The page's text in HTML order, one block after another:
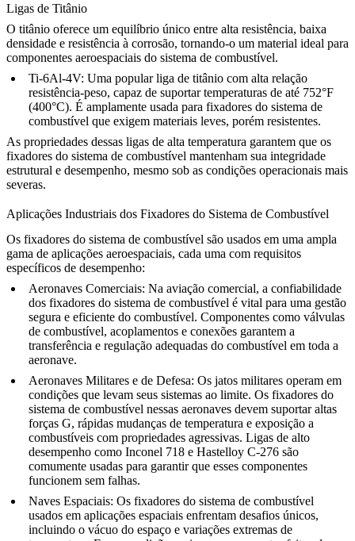
Ligas de Titânio
O titânio oferece um equilíbrio único entre alta resistência, baixa
densidade e resistência à corrosão, tornando-o um material ideal para
componentes aeroespaciais do sistema de combustível.
Ti-6Al-4V: Uma popularliga de titânio com alta relação
resistência-peso, capaz de suportar temperaturas de até 752°F
(400°C). É amplamente usada para fixadores do sistema de
combustível que exigem materiais leves, porém resistentes.
As propriedades dessas ligas de alta temperatura garantem que os
fixadores do sistema de combustível mantenham sua integridade
estrutural e desempenho, mesmo sob as condições operacionais mais
severas.
Aplicações Industriais dos Fixadores do Sistema de Combustível
Os fixadores do sistema de combustível são usados em uma ampla
gama de aplicações aeroespaciais, cada uma com requisitos
específicos de desempenho:
Aeronaves Comerciais: Na aviação comercial, a confiabilidade
dos fixadores do sistema de combustível é vital para uma gestão
segura e eficiente do combustível. Componentes como válvulas
de combustível, acoplamentos e conexões garantem a
transferência e regulação adequadas do combustível em toda a
aeronave.
Aeronaves Militares e de Defesa: Os jatos militares operam em
condições que levam seus sistemas ao limite. Os fixadores do
sistema de combustível nessas aeronaves devem suportar altas
forças G, rápidas mudanças de temperatura e exposição a
combustíveis com propriedades agressivas. Ligas de alto
desempenho como Inconel 718 e Hastelloy C-276 são
comumente usadas para garantir que esses componentes
funcionem sem falhas.
Naves Espaciais: Os fixadores do sistema de combustível
usados em aplicações espaciais enfrentam desafios únicos,
incluindo o vácuo do espaço e variações extremas de